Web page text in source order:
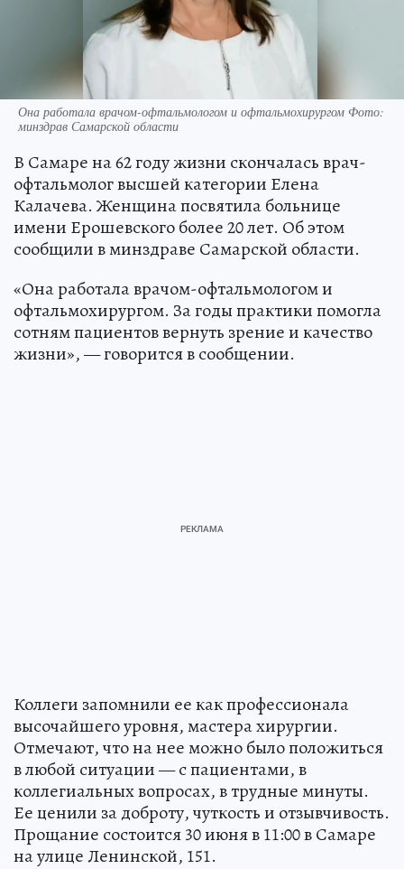
Она работала врачом-офтальмологом и офтальмохирургом Фото:
минздрав Самарской области
В Самаре на 62 году жизни скончалась врач-
офтальмолог высшей категории Елена
Калачева. Женщина посвятила больнице
имени Ерошевского более 20 лет. Об этом
сообщили в минздраве Самарской области.
«Она работала врачом-офтальмологом и
офтальмохирургом. За годы практики помогла
сотням пациентов вернуть зрение и качество
жизни», — говорится в сообщении.
Коллеги запомнили ее как профессионала
высочайшего уровня, мастера хирургии.
Отмечают, что на нее можно было положиться
в любой ситуации — с пациентами, в
коллегиальных вопросах, в трудные минуты.
Ее ценили за доброту, чуткость и отзывчивость.
Прощание состоится 30 июня в 11:00 в Самаре
на улице Ленинской, 151.